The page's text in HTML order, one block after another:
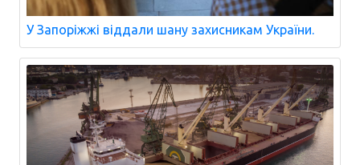
У Запоріжжі віддали шану захисникам України.